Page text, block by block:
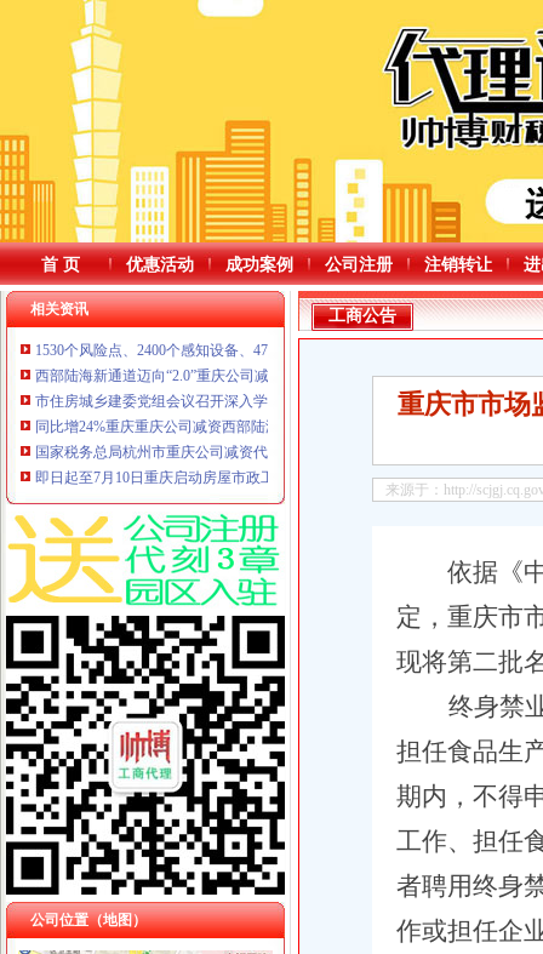
首 页 优惠活动 成功案例 公司注册 注销转让
相关资讯
1530个风险点、2400个感知设备、470余个重点易涝点……暴雨还在路上，重庆
西部陆海新通道迈向“2.0”重庆公司减资时代
市住房城乡建委党组会议召开深入学习贯彻习近平总书记重要讲话精神研究
同比增24%重庆重庆公司减资西部陆海新通道首季发运货物近8万标箱
国家税务总局杭州市重庆公司减资代办税务局对多家涉税专业服务机构违规发
即日起至7月10日重庆启动房屋市政工程安全生产“百日攻坚”重庆公司减资行动
公司位置（地图）
工商公告
重庆市市场
来源于：http://
依据《
定，重庆市
现将第二批
终身禁
担任食品生
期内，不得
工作、担任
者聘用终身
作或担任企